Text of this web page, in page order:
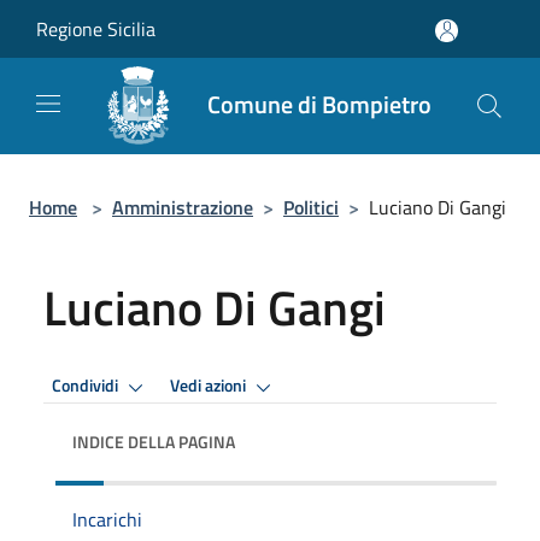
Regione Sicilia
Comune di Bompietro
Home > Amministrazione > Politici > Luciano Di Gangi
Luciano Di Gangi
Condividi Vedi azioni
INDICE DELLA PAGINA
Incarichi